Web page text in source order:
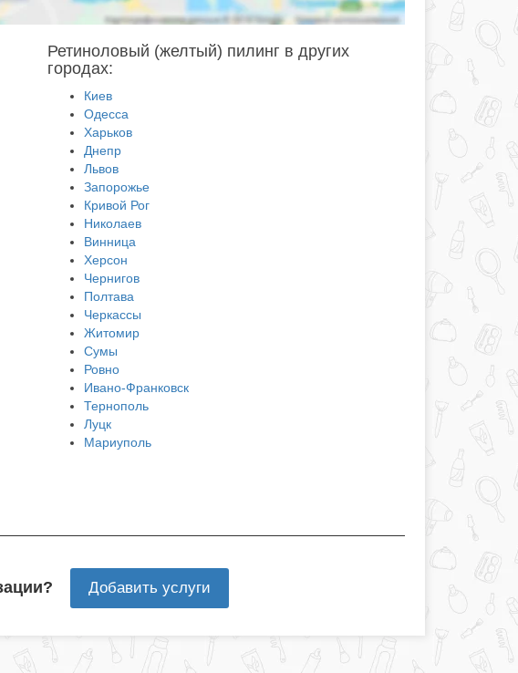
Ретиноловый (желтый) пилинг в других
городах:
Киев
Одесса
Харьков
Днепр
Львов
Запорожье
Кривой Рог
Николаев
Винница
Херсон
Чернигов
Полтава
Черкассы
Житомир
Сумы
Ровно
Ивано-Франковск
Тернополь
Луцк
Мариуполь
Добавить услуги